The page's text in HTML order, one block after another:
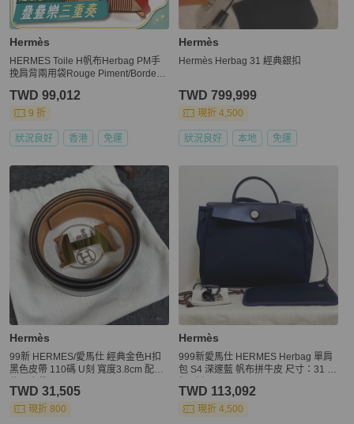
Hermès
HERMES Toile H帆布Herbag PM手
挽肩背兩用袋Rouge Piment/Bordeau
TWD 99,012
9 折
狀況良好 香港 免運
Hermès
Hermès Herbag 31 經典銀扣
TWD 799,999
現折 4,500
狀況良好 本地 免運
Hermès
99新 HERMES/愛馬仕 經典金色H扣
黑色皮帶 110碼 U刻 寬度3.8cm 配
TWD 31,505
現折 800
Hermès
999新愛馬仕 HERMES Herbag 單肩
包 S4 深邃藍 帆布拼牛皮 尺寸：31 銀
TWD 113,092
現折 4,500